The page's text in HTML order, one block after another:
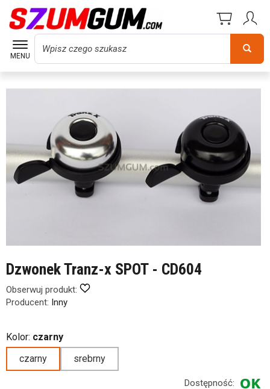
MENU
Wyszukaj
Dzwonek Tranz-x SPOT - CD604
Obserwuj produkt:
Producent: Inny
Kolor: czarny
czarny
srebrny
Dostępność: